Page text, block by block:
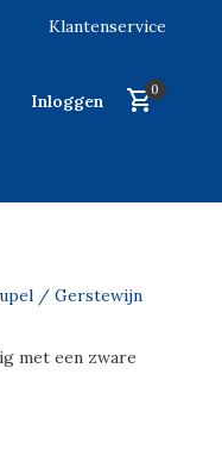
Klantenservice
Inloggen
0
/ Gerstewijn
met een zware